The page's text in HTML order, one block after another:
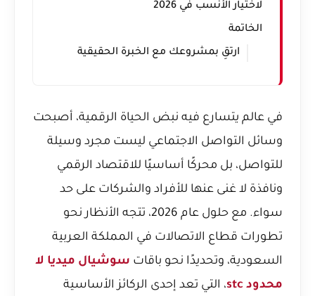
لاختيار الأنسب في 2026
الخاتمة
ارتقِ بمشروعك مع الخبرة الحقيقية
في عالم يتسارع فيه نبض الحياة الرقمية، أصبحت
وسائل التواصل الاجتماعي ليست مجرد وسيلة
للتواصل، بل محركًا أساسيًا للاقتصاد الرقمي
ونافذة لا غنى عنها للأفراد والشركات على حد
سواء. مع حلول عام 2026، تتجه الأنظار نحو
تطورات قطاع الاتصالات في المملكة العربية
السعودية، وتحديدًا نحو باقات سوشيال ميديا لا
محدود stc
، التي تعد إحدى الركائز الأساسية